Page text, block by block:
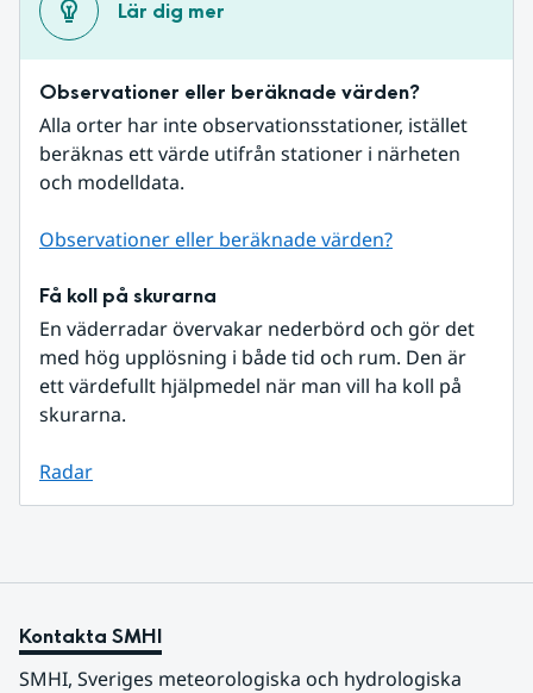
Lär dig mer
Observationer eller beräknade värden?
Alla orter har inte observationsstationer, istället
beräknas ett värde utifrån stationer i närheten
och modelldata.
Observationer eller beräknade värden?
Få koll på skurarna
En väderradar övervakar nederbörd och gör det
med hög upplösning i både tid och rum. Den är
ett värdefullt hjälpmedel när man vill ha koll på
skurarna.
Radar
Kontakta SMHI
SMHI, Sveriges meteorologiska och hydrologiska